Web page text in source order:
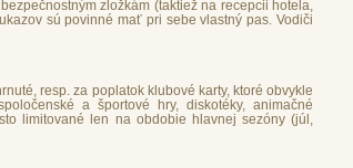
zložkám (taktiež na recepcii hotela,
sú povinné mať pri sebe vlastný pas. Vodiči
resp. za poplatok klubové karty, ktoré obvykle
a športové hry, diskotéky, animačné
limitované len na obdobie hlavnej sezóny (júl,